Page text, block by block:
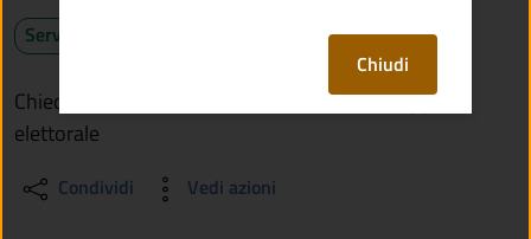
Servizio attivo
Chiedi l'iscrizione all'albo dei presidenti di seggio
elettorale
Condividi Vedi azioni
Chiudi